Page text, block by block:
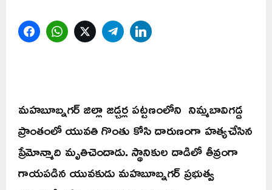
FacebookWhatsAppTwitterTelegram
మహబూబ్నగర్ జిల్లా జడ్చర్ల పట్టణంలోని నిమ్మబావిగడ్డ
ప్రాంతంలో యువతి గొంతు కోసి దారుణంగా హత్యచేసిన
ప్రేమోన్మాది మృతిచెందాడు. స్థానికుల దాడిలో తీవ్రంగా
గాయపడిన యువకుడు మహబూబ్నగర్ ప్రభుత్వ